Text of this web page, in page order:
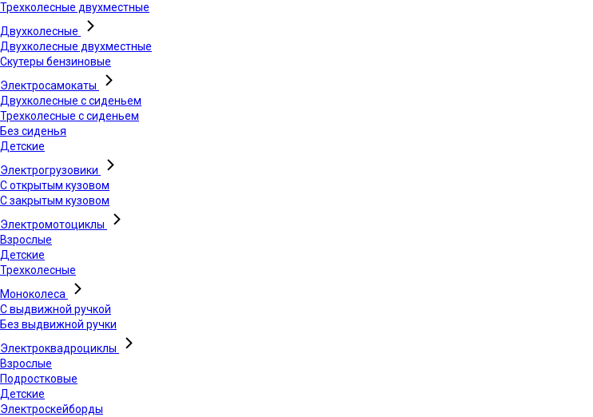
Трехколесные двухместные
Двухколесные
Двухколесные двухместные
Скутеры бензиновые
Электросамокаты
Двухколесные с сиденьем
Трехколесные с сиденьем
Без сиденья
Детские
Электрогрузовики
С открытым кузовом
С закрытым кузовом
Электромотоциклы
Взрослые
Детские
Трехколесные
Моноколеса
С выдвижной ручкой
Без выдвижной ручки
Электроквадроциклы
Взрослые
Подростковые
Детские
Электроскейборды